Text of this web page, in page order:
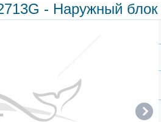
- Наружный